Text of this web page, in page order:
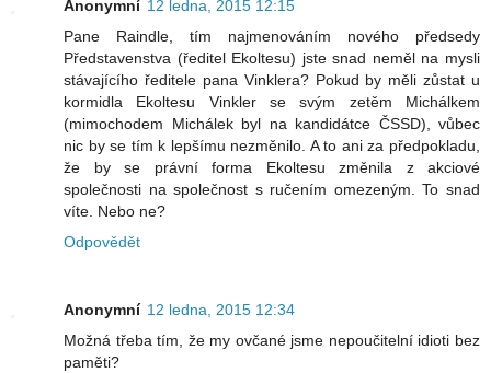
Anonymní 12 ledna, 2015 12:15
Pane Raindle, tím najmenováním nového předsedy
Představenstva (ředitel Ekoltesu) jste snad neměl na mysli
stávajícího ředitele pana Vinklera? Pokud by měli zůstat u
kormidla Ekoltesu Vinkler se svým zetěm Michálkem
(mimochodem Michálek byl na kandidátce ČSSD), vůbec
nic by se tím k lepšímu nezměnilo. A to ani za předpokladu,
že by se právní forma Ekoltesu změnila z akciové
společnosti na společnost s ručením omezeným. To snad
víte. Nebo ne?
Odpovědět
Anonymní 12 ledna, 2015 12:34
Možná třeba tím, že my ovčané jsme nepoučitelní idioti bez
paměti?